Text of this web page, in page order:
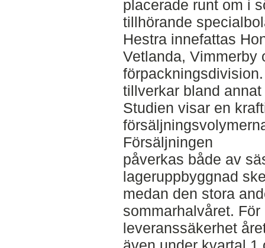
placerade runt om i
tillhörande
Hestra innefattas
Vetlanda, Vimmerby
tillverkar bland
Studien visar en
Försäljningen
påverkas både av
lageruppbyggnad
medan den stora
sommarhalvåret.
leveranssäkerhet